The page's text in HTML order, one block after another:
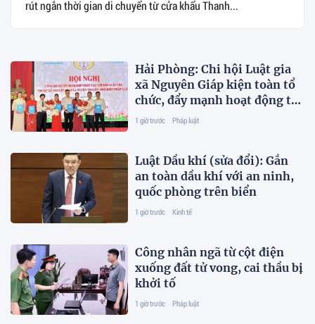
rút ngắn thời gian di chuyển từ cửa khẩu Thanh...
Hải Phòng: Chi hội Luật gia
xã Nguyên Giáp kiện toàn tổ
chức, đẩy mạnh hoạt động từ
cơ sở
1 giờ trước Pháp luật
Luật Dầu khí (sửa đổi): Gắn
an toàn dầu khí với an ninh,
quốc phòng trên biển
1 giờ trước Kinh tế
Công nhân ngã từ cột điện
xuống đất tử vong, cai thầu bị
khởi tố
1 giờ trước Pháp luật